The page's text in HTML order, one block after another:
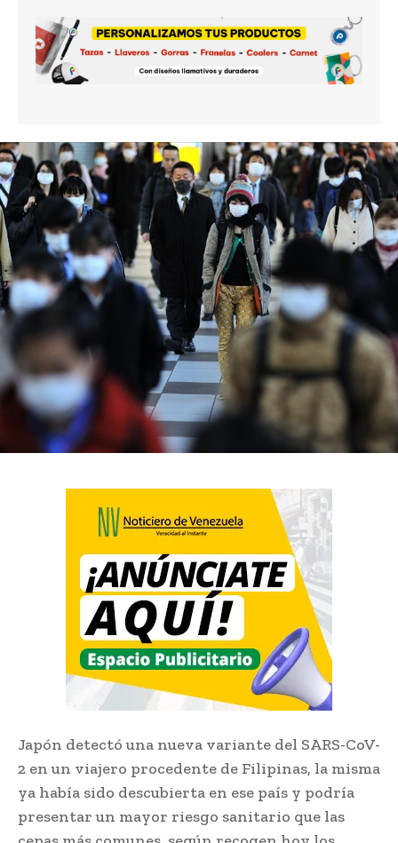
Japón detectó una nueva variante del SARS-CoV-
2 en un viajero procedente de Filipinas, la misma
ya había sido descubierta en ese país y podría
presentar un mayor riesgo sanitario que las